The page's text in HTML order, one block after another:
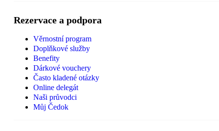
Rezervace a podpora
Věrnostní program
Doplňkové služby
Benefity
Dárkové vouchery
Často kladené otázky
Online delegát
Naši průvodci
Můj Čedok